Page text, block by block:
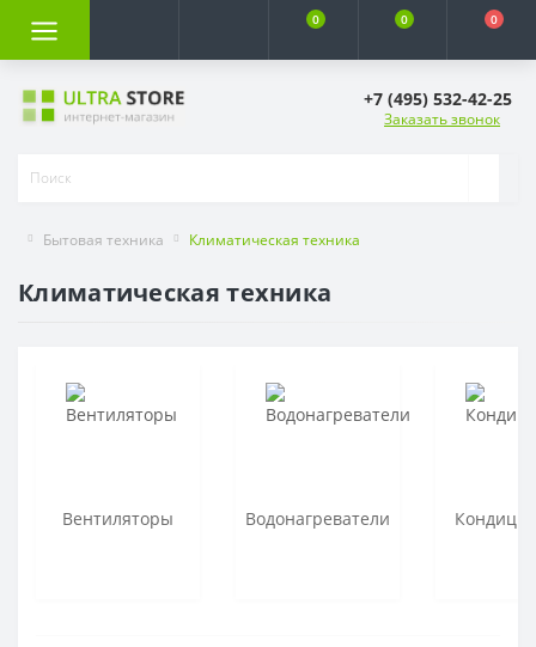
0 0 0
+7 (495) 532-42-25
Заказать звонок
Бытовая техника Климатическая техника
Климатическая техника
Вентиляторы Водонагреватели